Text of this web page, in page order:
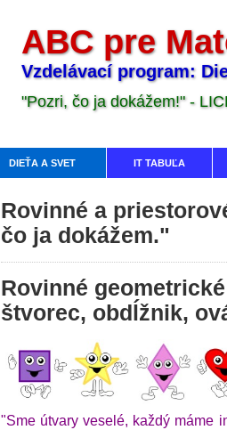
ABC pre
Vzdelávací program:
"Pozri, čo ja dokážem!" -
DIEŤA A SVET IT TABUĽA
Rovinné a
čo ja dokážem."
Rovinné
štvorec, obdĺžnik,
"Sme útvary veselé, každý máme